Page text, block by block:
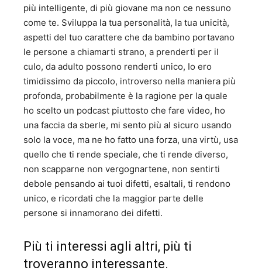
più intelligente, di più giovane ma non ce nessuno
come te. Sviluppa la tua personalità, la tua unicità,
aspetti del tuo carattere che da bambino portavano
le persone a chiamarti strano, a prenderti per il
culo, da adulto possono renderti unico, Io ero
timidissimo da piccolo, introverso nella maniera più
profonda, probabilmente è la ragione per la quale
ho scelto un podcast piuttosto che fare video, ho
una faccia da sberle, mi sento più al sicuro usando
solo la voce, ma ne ho fatto una forza, una virtù, usa
quello che ti rende speciale, che ti rende diverso,
non scapparne non vergognartene, non sentirti
debole pensando ai tuoi difetti, esaltali, ti rendono
unico, e ricordati che la maggior parte delle
persone si innamorano dei difetti.
Più ti interessi agli altri, più ti
troveranno interessante.